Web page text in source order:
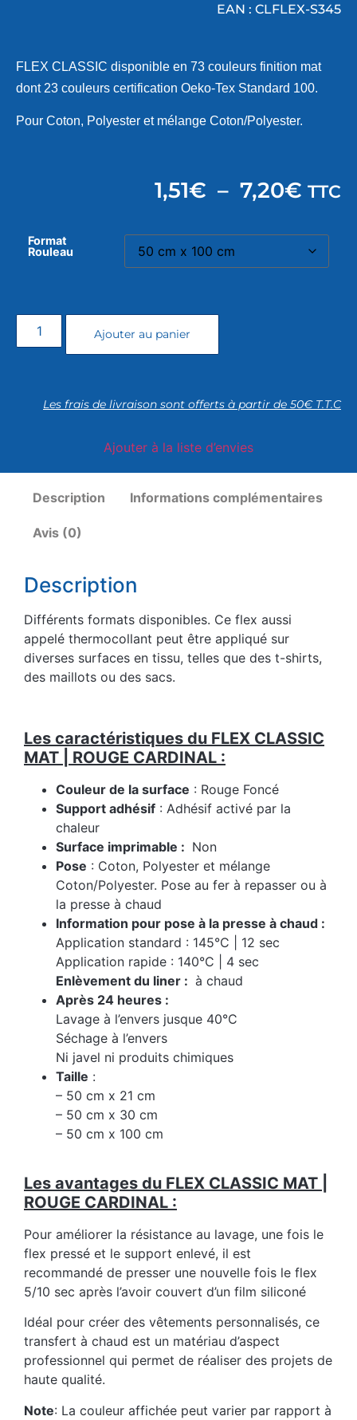
EAN : CLFLEX-S345
FLEX CLASSIC disponible en 73 couleurs finition mat
dont 23 couleurs certification Oeko-Tex Standard 100.
Pour Coton, Polyester et mélange Coton/Polyester.
1,51€ – 7,20€ TTC
Format
Rouleau
Ajouter au panier
Les frais de livraison sont offerts à partir de 50€ T.T.C
Ajouter à la liste d’envies
Description Informations complémentaires
Avis (0)
Description
Différents formats disponibles. Ce flex aussi
appelé thermocollant peut être appliqué sur
diverses surfaces en tissu, telles que des t-shirts,
des maillots ou des sacs.
Les caractéristiques du FLEX CLASSIC
MAT | ROUGE CARDINAL :
Couleur de la surface : Rouge Foncé
Support adhésif : Adhésif activé par la
chaleur
Surface imprimable : Non
Pose : Coton, Polyester et mélange
Coton/Polyester. Pose au fer à repasser ou à
la presse à chaud
Information pour pose à la presse à chaud :
Application standard : 145°C | 12 sec
Application rapide : 140°C | 4 sec
Enlèvement du liner : à chaud
Après 24 heures :
Lavage à l’envers jusque 40°C
Séchage à l’envers
Ni javel ni produits chimiques
Taille :
– 50 cm x 21 cm
– 50 cm x 30 cm
– 50 cm x 100 cm
Les avantages du FLEX CLASSIC MAT |
ROUGE CARDINAL :
Pour améliorer la résistance au lavage, une fois le
flex pressé et le support enlevé, il est
recommandé de presser une nouvelle fois le flex
5/10 sec après l’avoir couvert d’un film siliconé
Idéal pour créer des vêtements personnalisés, ce
transfert à chaud est un matériau d’aspect
professionnel qui permet de réaliser des projets de
haute qualité.
Note: La couleur affichée peut varier par rapport à